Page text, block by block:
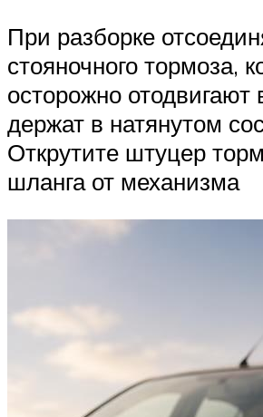
При разборке
стояночного тормоза,
осторожно отодвигают
держат в натянутом
Открутите штуцер
шланга от механизма